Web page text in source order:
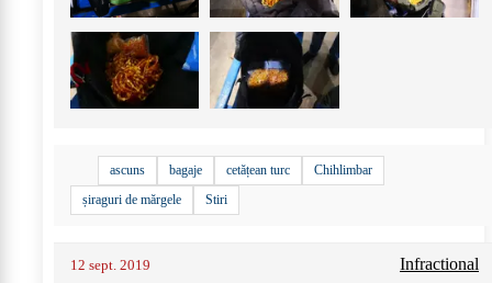
ascuns bagaje cetățean turc
Chihlimbar
șiraguri de mărgele
Stiri
12 sept. 2019 Infractional